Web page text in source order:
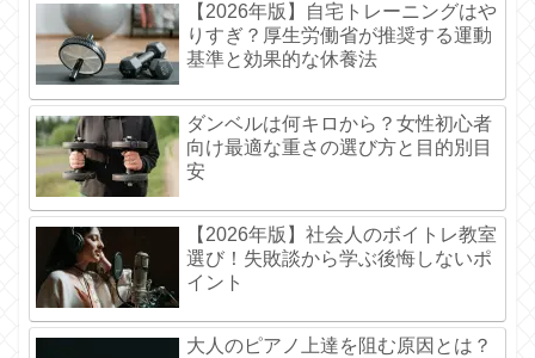
【2026年版】自宅トレーニングはや
りすぎ？厚生労働省が推奨する運動
基準と効果的な休養法
ダンベルは何キロから？女性初心者
向け最適な重さの選び方と目的別目
安
【2026年版】社会人のボイトレ教室
選び！失敗談から学ぶ後悔しないポ
イント
大人のピアノ上達を阻む原因とは？